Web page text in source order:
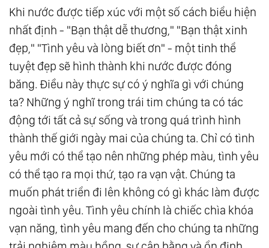
101.Cuộc Đại Khủng Hoảng
102.Cuộc Đối Thoại Giữa Thiện Và Ác
103.Thức Tỉnh Ảo
104.Thế Giới Này Vốn Không Tồn Tại Bóng
Tối, Cái Lạnh Và Sự Xấu Xa
105.Chia Sẻ Pháp Đạo
106.Không Phân Biệt Là Tình Yêu Thương
Lớn Lao Nhất
107.Khi Tôi Yêu Bản Thân Mình
108.
Hạnh Phúc Thật Sự Là Gì?
109. Tất Cả Đều Là Ánh Sáng
110.Đại Đồng
111.Cái Giá Của Sự Tỉnh Thức
Khi nước được tiếp xúc với một số cách biểu hiện
nhất định - "Bạn thật dễ thương," "Bạn thật xinh
đẹp," "Tình yêu và lòng biết ơn" - một tinh thể
tuyệt đẹp sẽ hình thành khi nước được đóng
băng. Điều này thực sự có ý nghĩa gì với chúng
ta? Những ý nghĩ trong trái tim chúng ta có tác
động tới tất cả sự sống và trong quá trình hình
thành thế giới ngày mai của chúng ta. Chỉ có tình
yêu mới có thể tạo nên những phép màu, tình yêu
có thể tạo ra mọi thứ, tạo ra vạn vật. Chúng ta
muốn phát triển đi lên không có gì khác làm được
ngoài tình yêu. Tình yêu chính là chiếc chìa khóa
vạn năng, tình yêu mang đến cho chúng ta những